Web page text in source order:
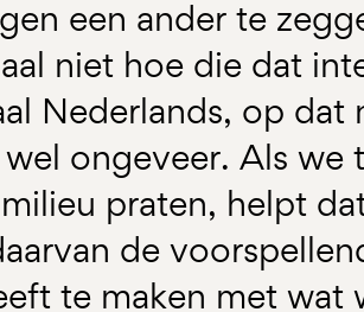
een ander te
niet hoe die dat
Nederlands, op dat
wel ongeveer. Als we
praten, helpt
de
te maken met wat